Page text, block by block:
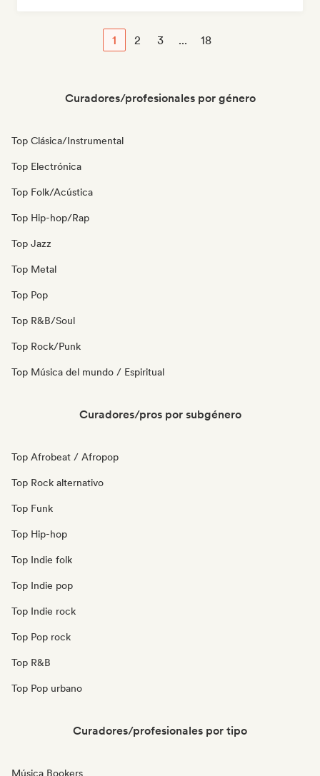
1 2 3 ... 18
Curadores/profesionales por género
Top Clásica/Instrumental
Top Electrónica
Top Folk/Acústica
Top Hip-hop/Rap
Top Jazz
Top Metal
Top Pop
Top R&B/Soul
Top Rock/Punk
Top Música del mundo / Espiritual
Curadores/pros por subgénero
Top Afrobeat / Afropop
Top Rock alternativo
Top Funk
Top Hip-hop
Top Indie folk
Top Indie pop
Top Indie rock
Top Pop rock
Top R&B
Top Pop urbano
Curadores/profesionales por tipo
Música Bookers